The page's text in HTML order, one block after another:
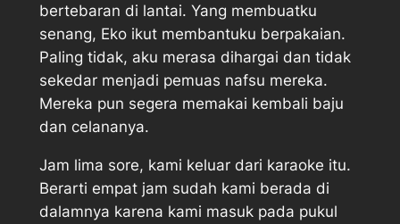
bertebaran di lantai. Yang membuatku
senang, Eko ikut membantuku berpakaian.
Paling tidak, aku merasa dihargai dan tidak
sekedar menjadi pemuas nafsu mereka.
Mereka pun segera memakai kembali baju
dan celananya.
Jam lima sore, kami keluar dari karaoke itu.
Berarti empat jam sudah kami berada di
dalamnya karena kami masuk pada pukul